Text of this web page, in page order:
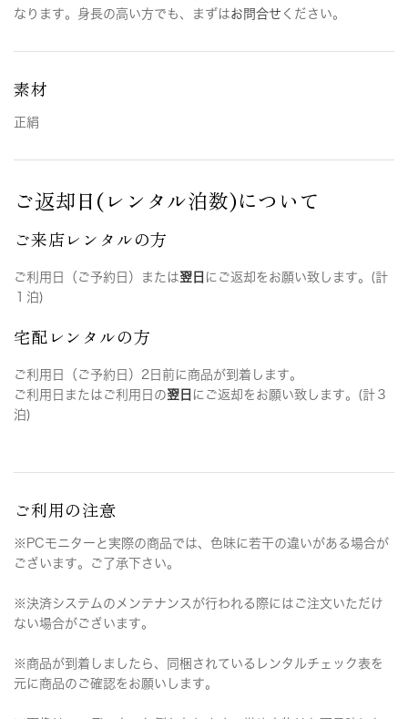
なります。身長の高い方でも、まずはお問合せ ください。
素材
正絹
ご返却日(レンタル泊数)について
ご来店レンタルの方
ご利用日（ご予約日）または翌日 にご返却をお願い致します。(計
１泊)
宅配レンタルの方
ご利用日（ご予約日）2日前に商品が到着します。
ご利用日またはご利用日の翌日 にご返却をお願い致します。(計３
泊)
ご利用の注意
※PCモニターと実際の商品では、色味に若干の違いがある場合が
ございます。ご了承下さい。
※決済システムのメンテナンスが行われる際にはご注文いただけ
ない場合がございます。
※商品が到着しましたら、同梱されているレンタルチェック表を
元に商品のご確認をお願いします。